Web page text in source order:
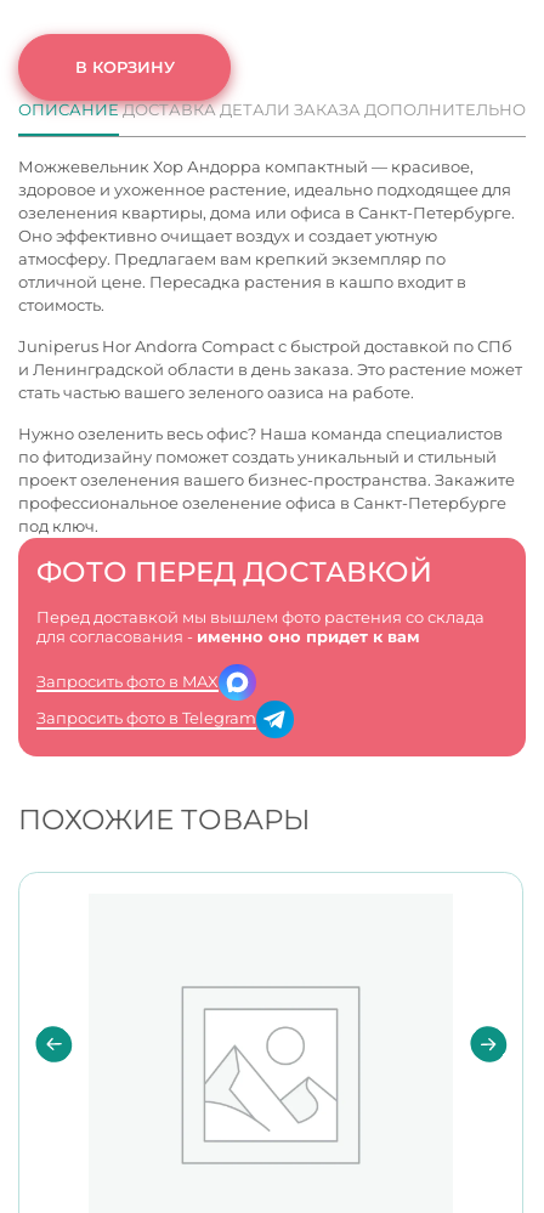
В КОРЗИНУ
ФОТО ПЕРЕД ДОСТАВКОЙ
Перед доставкой мы вышлем фото растения со склада
для согласования - именно оно придет к вам
Запросить фото в MAX
Запросить фото в Telegram
ОПИСАНИЕДОСТАВКАДЕТАЛИ ЗАКАЗА ДОПОЛНИТЕЛЬНО
Можжевельник Хор Андорра компактный — красивое,
здоровое и ухоженное растение, идеально подходящее для
озеленения квартиры, дома или офиса в Санкт-Петербурге.
Оно эффективно очищает воздух и создает уютную
атмосферу. Предлагаем вам крепкий экземпляр по
отличной цене. Пересадка растения в кашпо входит в
стоимость.
Juniperus Hor Andorra Compact с быстрой доставкой по СПб
и Ленинградской области в день заказа. Это растение может
стать частью вашего зеленого оазиса на работе.
Нужно озеленить весь офис? Наша команда специалистов
по фитодизайну поможет создать уникальный и стильный
проект озеленения вашего бизнес-пространства. Закажите
профессиональноеозеленение офиса в Санкт-Петербурге
под ключ.
ПОХОЖИЕ ТОВАРЫ